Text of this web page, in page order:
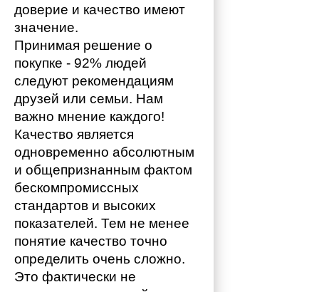
доверие и качество имеют
значение.
Принимая решение о
покупке - 92% людей
следуют рекомендациям
друзей или семьи. Нам
важно мнение каждого!
Качество является
одновременно абсолютным
и общепризнанным фактом
бескомпромиссных
стандартов и высоких
показателей. Тем не менее
понятие качество точно
определить очень сложно.
Это фактически не